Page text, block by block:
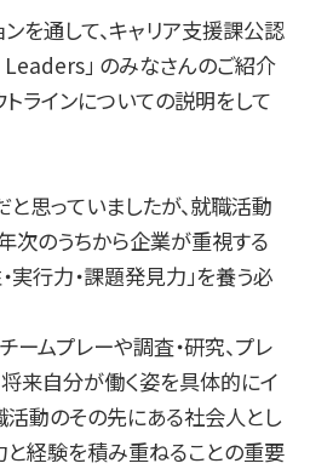
を通して、キャリア支援課公認
」 のみなさんのご紹介
ラインについての説明をして
思っていましたが、就職活動
次のうちから企業が重視する
実行力・課題発見力」を養う必
ームプレーや調査・研究、プレ
将来自分が働く姿を具体的にイ
活動のその先にある社会人とし
経験を積み重ねることの重要